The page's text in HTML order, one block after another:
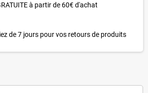
à partir de 60€ d'achat
de 7 jours pour vos retours de produits